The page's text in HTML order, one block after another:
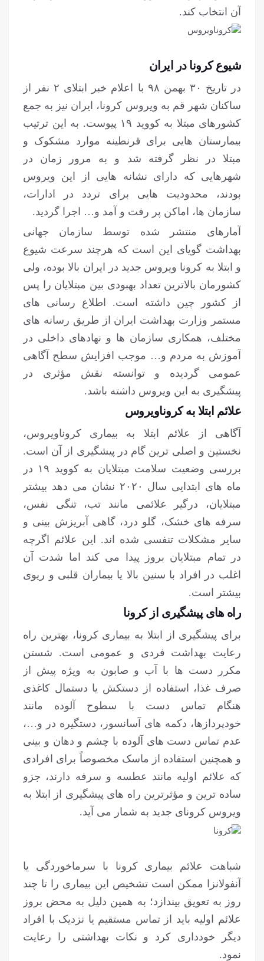
آن انتخاب کند.
شیوع کرونا در ایران
در تاریخ ۳۰ بهمن ۹۸ با اعلام خبر ابتلای ۲ نفر از
ساکنان شهر قم به ویروس کرونا، ایران نیز به جمع
کشورهای مبتلا به کووید ۱۹ پیوست. به این ترتیب
بیمارستان هایی برای قرنطینه موارد مشکوک و
مبتلا در نظر گرفته شد و به مرور زمان در
شهرهایی که دارای نشانه هایی از این ویروس
بودند، محدودیت هایی برای تردد در ادارات،
سازمان ها، اماکن پر رفت و آمد و… اجرا گردید.
آمارهای منتشر شده توسط سازمان جهانی
بهداشت گویای این است که هرچند سرعت شیوع
و ابتلا به کرونا ویروس جدید در ایران بالا بوده، ولی
کشورمان بالاترین تعداد بهبودی بین مبتلایان را پس
از کشور چین داشته است. اطلاع رسانی های
مستمر وزارت بهداشت ایران از طریق رسانه های
مختلف، همکاری سازمان ها و نهادهای داخلی در
آموزش به مردم و… موجب افزایش سطح آگاهی
عمومی گردیده و توانسته نقش مؤثری در
پیشگیری به این ویروس داشته باشد.
علائم ابتلا به کروناویروس
آگاهی از علائم ابتلا به بیماری کروناویروس،
نخستین و اصلی ترین گام در پیشگیری از آن است.
بررسی وضعیت سلامت مبتلایان به کووید ۱۹ در
ماه های ابتدایی سال ۲۰۲۰ نشان می دهد بیشتر
مبتلایان، درگیر علائمی مانند تب، تنگی نفس،
سرفه های خشک، گلو درد، گاهی آبریزش بینی و
سایر مشکلات تنفسی شده اند. این علائم اگرچه
در تمام مبتلایان بروز پیدا می کند اما شدت آن
اغلب در افراد با سنین بالا یا بیماران قلبی و ریوی
بیشتر است.
راه های پیشگیری از کرونا
برای پیشگیری از ابتلا به بیماری کرونا، بهترین راه
رعایت بهداشت فردی و عمومی است. شستن
مکرر دست ها با آب و صابون به ویژه پیش از
صرف غذا، استفاده از دستکش یا دستمال کاغذی
هنگام تماس دست با سطوح آلوده مانند
خودپردازها، دکمه های آسانسور، دستگیره در و…،
عدم تماس دست های آلوده با چشم و دهان و بینی
و همچنین استفاده از ماسک مخصوصاً برای افرادی
که علائم اولیه مانند عطسه و سرفه دارند، جزو
ساده ترین و مؤثرترین راه های پیشگیری از ابتلا به
ویروس کرونای جدید به شمار می آید.
شباهت علائم بیماری کرونا با سرماخوردگی یا
آنفولانزا ممکن است تشخیص این بیماری را تا چند
روز به تعویق بیندازد؛ به همین دلیل به محض بروز
علائم اولیه باید از تماس مستقیم یا نزدیک با افراد
دیگر خودداری کرد و نکات بهداشتی را رعایت
نمود.